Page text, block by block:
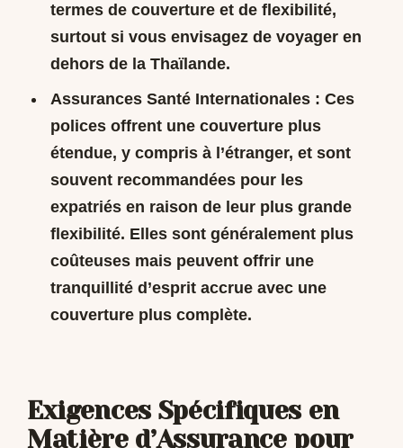
termes de couverture et de flexibilité,
surtout si vous envisagez de voyager en
dehors de la Thaïlande.
Assurances Santé Internationales : Ces
polices offrent une couverture plus
étendue, y compris à l’étranger, et sont
souvent recommandées pour les
expatriés en raison de leur plus grande
flexibilité. Elles sont généralement plus
coûteuses mais peuvent offrir une
tranquillité d’esprit accrue avec une
couverture plus complète.
Exigences Spécifiques en
Matière d’Assurance pour